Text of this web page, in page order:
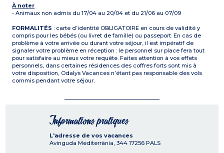
À noter
- Animaux non admis du 17/04 au 20/04 et du 21/06 au 07/09
FORMALITÉS : carte d’identité OBLIGATOIRE en cours de validité y
compris pour les bébés (ou livret de famille) ou passeport. En cas de
problème à votre arrivée ou durant votre séjour, il est impératif de
signaler votre problème en réception : le personnel sur place fera tout
pour satisfaire au mieux votre requête. Faites attention à vos effets
personnels, dans certaines résidences des coffres forts sont mis à
votre disposition, Odalys Vacances n’étant pas responsable des vols
commis pendant votre séjour.
Informations pratiques
L'adresse de vos vacances
Avinguda Mediterrània, 344 17256 PALS